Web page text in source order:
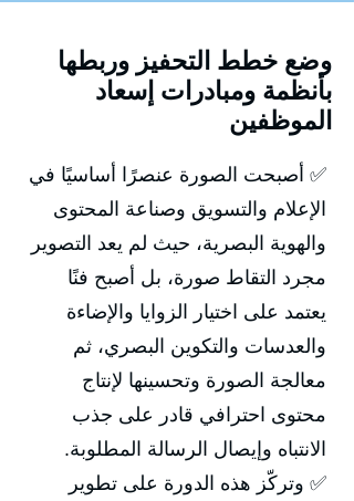
وضع خطط التحفيز وربطها
بأنظمة ومبادرات إسعاد
الموظفين
✅ أصبحت الصورة عنصرًا أساسيًا في
الإعلام والتسويق وصناعة المحتوى
والهوية البصرية، حيث لم يعد التصوير
مجرد التقاط صورة، بل أصبح فنًا
يعتمد على اختيار الزوايا والإضاءة
والعدسات والتكوين البصري، ثم
معالجة الصورة وتحسينها لإنتاج
محتوى احترافي قادر على جذب
الانتباه وإيصال الرسالة المطلوبة.
✅ وتركّز هذه الدورة على تطوير